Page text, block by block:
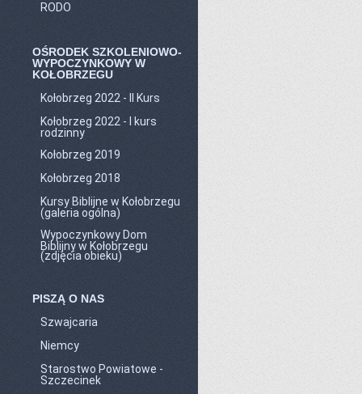
RODO
OŚRODEK SZKOLENIOWO-
WYPOCZYNKOWY W
KOŁOBRZEGU
Kołobrzeg 2022 - II Kurs
Kołobrzeg 2022 - I kurs
rodzinny
Kołobrzeg 2019
Kołobrzeg 2018
Kursy Biblijne w Kołobrzegu
(galeria ogólna)
Wypoczynkowy Dom
Biblijny w Kołobrzegu
(zdjęcia obieku)
PISZĄ O NAS
Szwajcaria
Niemcy
Starostwo Powiatowe -
Szczecinek